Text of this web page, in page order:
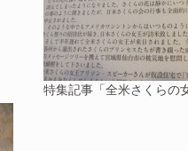
特集記事「全米さくらの